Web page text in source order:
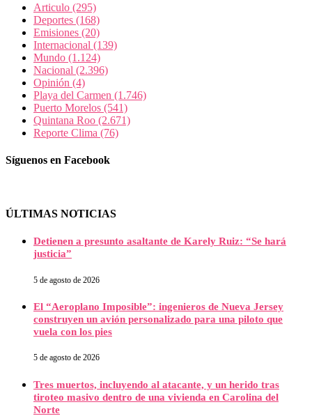
Articulo (295)
Deportes (168)
Emisiones (20)
Internacional (139)
Mundo (1.124)
Nacional (2.396)
Opinión (4)
Playa del Carmen (1.746)
Puerto Morelos (541)
Quintana Roo (2.671)
Reporte Clima (76)
Síguenos en Facebook
ÚLTIMAS NOTICIAS
Detienen a presunto asaltante de Karely Ruiz: “Se hará
justicia”
5 de agosto de 2026
El “Aeroplano Imposible”: ingenieros de Nueva Jersey
construyen un avión personalizado para una piloto que
vuela con los pies
5 de agosto de 2026
Tres muertos, incluyendo al atacante, y un herido tras
tiroteo masivo dentro de una vivienda en Carolina del
Norte